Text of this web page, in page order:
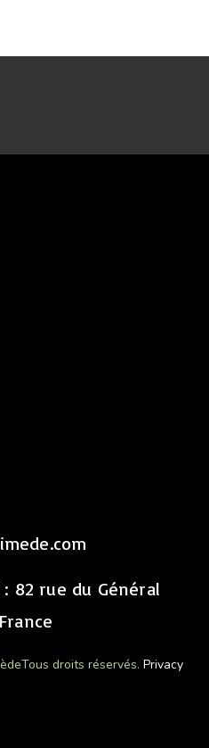
82 rue du Général
Tous droits réservés. Privacy